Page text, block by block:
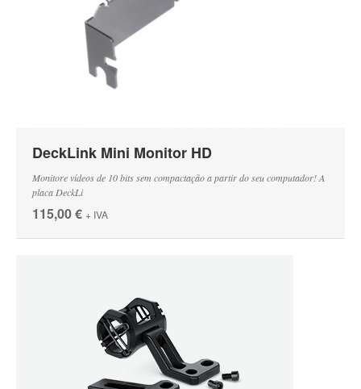
DeckLink Mini Monitor HD
Monitore vídeos de 10 bits sem compactação a partir do seu computador! A
placa DeckLi
115,00 € + IVA